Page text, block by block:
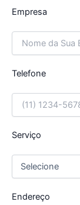
Empresa
Telefone
Serviço
Endereço